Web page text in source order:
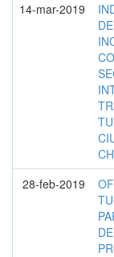
14-mar-2019
28-feb-2019